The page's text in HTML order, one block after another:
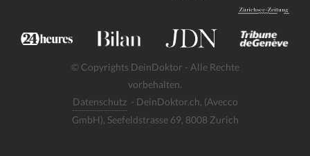
© Copyrights DeinDoktor - Alle Rechte
vorbehalten.
Datenschutz - DeinDoktor.ch, (Avecco
GmbH), Seefeldstrasse 69, 8008 Zurich